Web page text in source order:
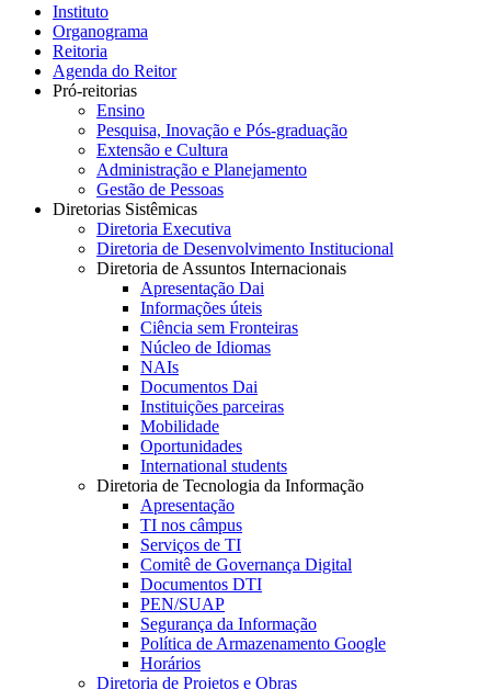
Instituto
Organograma
Reitoria
Agenda do Reitor
Pró-reitorias
Ensino
Pesquisa, Inovação e Pós-graduação
Extensão e Cultura
Administração e Planejamento
Gestão de Pessoas
Diretorias Sistêmicas
Diretoria Executiva
Diretoria de Desenvolvimento Institucional
Diretoria de Assuntos Internacionais
Apresentação Dai
Informações úteis
Ciência sem Fronteiras
Núcleo de Idiomas
NAIs
Documentos Dai
Instituições parceiras
Mobilidade
Oportunidades
International students
Diretoria de Tecnologia da Informação
Apresentação
TI nos câmpus
Serviços de TI
Comitê de Governança Digital
Documentos DTI
PEN/SUAP
Segurança da Informação
Política de Armazenamento Google
Horários
Diretoria de Projetos e Obras